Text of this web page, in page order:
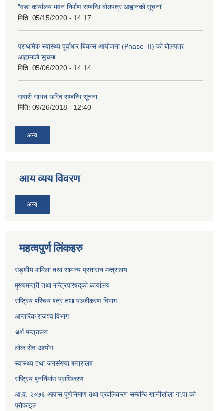
"वडा कार्यालय भवन निर्माण सम्बन्धि बोलपत्र आह्वानको सूचना"
मिति: 05/15/2020 - 14:17
प्राथमिक स्वास्थ्य पूर्वाधार बिकास आयोजना (Phase -II) को बोलपत्र
आह्वानको सुचना
मिति: 05/06/2020 - 14:14
सवारी साधन खरिद सम्बन्धि सूचना
मिति: 09/26/2018 - 12:40
अन्य
आय व्यय विवरण
अन्य
महत्वपुर्ण लिंकहरु
सङ्घीय मामिला तथा सामान्य प्रशासन मन्त्रालय
मुख्यमन्त्री तथा मन्त्रिपरिषद्‌को कार्यालय
राष्ट्रिय परिचय पत्र तथा पञ्जीकरण विभाग
आन्तरिक राजश्व विभाग
अर्थ मन्त्रालय
लोक सेवा आयोग
स्वास्थ्य तथा जनसंख्या मन्त्रालय
राष्ट्रिय पुनर्निर्माण प्राधिकरण
आ.व. २०७६ आवास पूर्णनिर्माण तथा प्रवलिकरण सम्बन्धि खानीखोला गा.पा को
प्रोफाइल